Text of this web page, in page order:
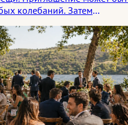
колебаний. Затем
перечитываются.
оказывается частью